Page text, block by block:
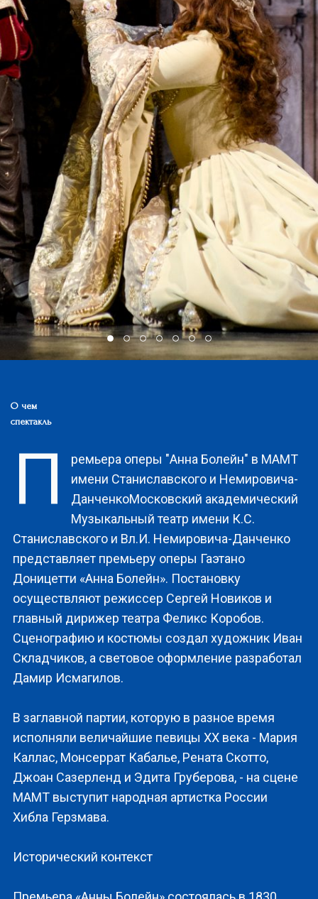
О чем
спектакль
П
ремьера оперы "Анна Болейн" в МАМТ
имени Станиславского и Немировича-
ДанченкоМосковский академический
Музыкальный театр имени К.С.
Станиславского и Вл.И. Немировича-Данченко
представляет премьеру оперы Гаэтано
Доницетти «Анна Болейн». Постановку
осуществляют режиссер Сергей Новиков и
главный дирижер театра Феликс Коробов.
Сценографию и костюмы создал художник Иван
Складчиков, а световое оформление разработал
Дамир Исмагилов.
В заглавной партии, которую в разное время
исполняли величайшие певицы XX века - Мария
Каллас, Монсеррат Кабалье, Рената Скотто,
Джоан Сазерленд и Эдита Груберова, - на сцене
МАМТ выступит народная артистка России
Хибла Герзмава.
Исторический контекст